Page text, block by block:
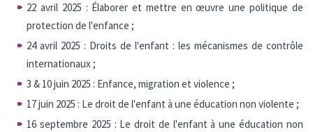
22 avril 2025 : Élaborer et mettre en œuvre une politique de
protection de l'enfance ;
24 avril 2025 : Droits de l'enfant : les mécanismes de contrôle
internationaux ;
3 & 10 juin 2025 : Enfance, migration et violence ;
17 juin 2025 : Le droit de l'enfant à une éducation non violente ;
16 septembre 2025 : Le droit de l'enfant à une éducation non